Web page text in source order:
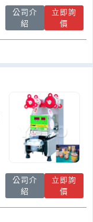
公司介
紹
立即詢
價
公司介
紹
立即詢
價